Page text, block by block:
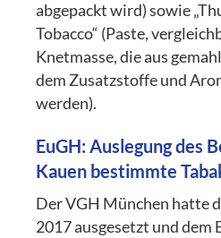
abgepackt wird) sowie
Tobacco“ (Paste,
Knetmasse, die aus
dem Zusatzstoffe und
werden).
EuGH: Auslegung des
Kauen bestimmte
Der VGH München hatte
2017 ausgesetzt und dem